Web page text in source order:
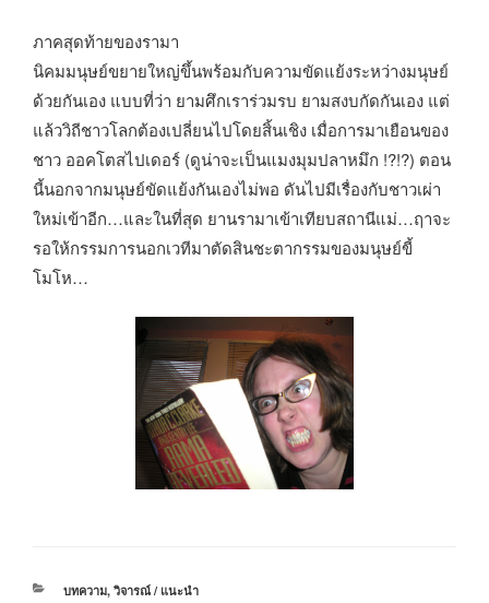
ภาคสุดท้ายของรามา
นิคมมนุษย์ขยายใหญ่ขึ้นพร้อมกับความขัดแย้งระหว่างมนุษย์
ด้วยกันเอง แบบที่ว่า ยามศึกเราร่วมรบ ยามสงบกัดกันเอง แต่
แล้ววิถีชาวโลกต้องเปลี่ยนไปโดยสิ้นเชิง เมื่อการมาเยือนของ
ชาว ออคโตสไปเดอร์ (ดูน่าจะเป็นแมงมุมปลาหมึก !?!?) ตอน
นี้นอกจากมนุษย์ขัดแย้งกันเองไม่พอ ดันไปมีเรื่องกับชาวเผ่า
ใหม่เข้าอีก…และในที่สุด ยานรามาเข้าเทียบสถานีแม่…ฤาจะ
รอให้กรรมการนอกเวทีมาตัดสินชะตากรรมของมนุษย์ขี้
โมโห…
หมวด
บทความ, วิจารณ์ / แนะนำ